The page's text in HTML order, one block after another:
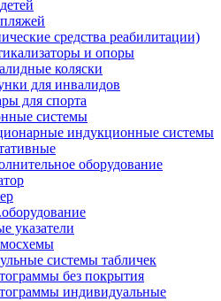
средства реабилитации)
и опоры
коляски
для инвалидов
для спорта
системы
индукционные системы
оборудование
указатели
системы табличек
без покрытия
индивидуальные